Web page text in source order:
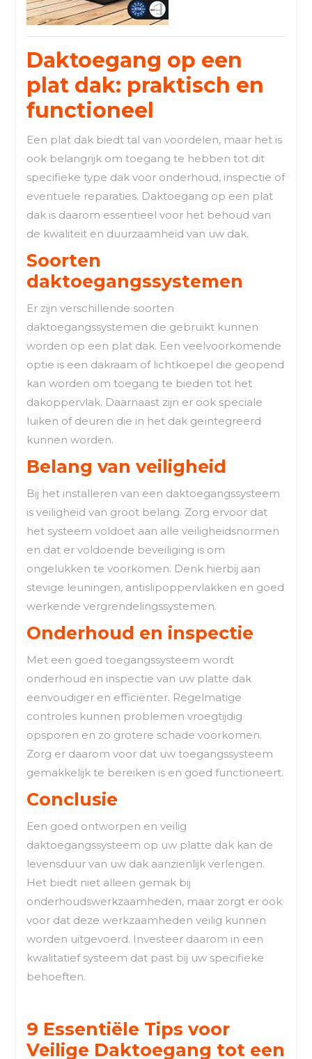
Daktoegang op een
plat dak: praktisch en
functioneel
Een plat dak biedt tal van voordelen, maar het is
ook belangrijk om toegang te hebben tot dit
specifieke type dak voor onderhoud, inspectie of
eventuele reparaties. Daktoegang op een plat
dak is daarom essentieel voor het behoud van
de kwaliteit en duurzaamheid van uw dak.
Soorten
daktoegangssystemen
Er zijn verschillende soorten
daktoegangssystemen die gebruikt kunnen
worden op een plat dak. Een veelvoorkomende
optie is een dakraam of lichtkoepel die geopend
kan worden om toegang te bieden tot het
dakoppervlak. Daarnaast zijn er ook speciale
luiken of deuren die in het dak geïntegreerd
kunnen worden.
Belang van veiligheid
Bij het installeren van een daktoegangssysteem
is veiligheid van groot belang. Zorg ervoor dat
het systeem voldoet aan alle veiligheidsnormen
en dat er voldoende beveiliging is om
ongelukken te voorkomen. Denk hierbij aan
stevige leuningen, antislipoppervlakken en goed
werkende vergrendelingssystemen.
Onderhoud en inspectie
Met een goed toegangssysteem wordt
onderhoud en inspectie van uw platte dak
eenvoudiger en efficiënter. Regelmatige
controles kunnen problemen vroegtijdig
opsporen en zo grotere schade voorkomen.
Zorg er daarom voor dat uw toegangssysteem
gemakkelijk te bereiken is en goed functioneert.
Conclusie
Een goed ontworpen en veilig
daktoegangssysteem op uw platte dak kan de
levensduur van uw dak aanzienlijk verlengen.
Het biedt niet alleen gemak bij
onderhoudswerkzaamheden, maar zorgt er ook
voor dat deze werkzaamheden veilig kunnen
worden uitgevoerd. Investeer daarom in een
kwalitatief systeem dat past bij uw specifieke
behoeften.
9 Essentiële Tips voor
Veilige Daktoegang tot een